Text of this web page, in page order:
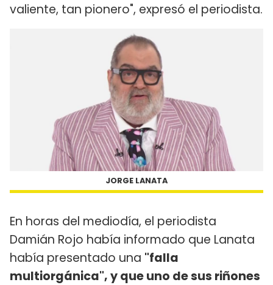
valiente, tan pionero", expresó el periodista.
JORGE LANATA
En horas del mediodía, el periodista
Damián Rojo había informado que Lanata
había presentado una "falla
multiorgánica", y que uno de sus riñones